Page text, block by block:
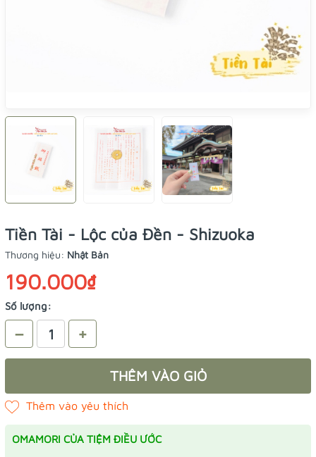
Tiền Tài - Lộc của Đền - Shizuoka
Thương hiệu: Nhật Bản
190.000₫
Số lượng:
– +
THÊM VÀO GIỎ
OMAMORI CỦA TIỆM ĐIỀU ƯỚC